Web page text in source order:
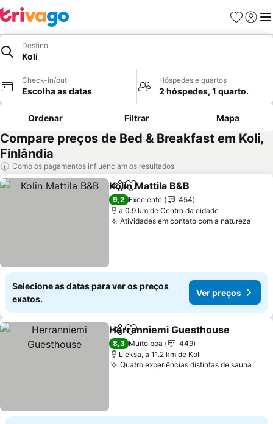
Favoritos
Iniciar
Destino
Koli
Check-in/out
Escolha as datas
Hóspedes e quartos
2 hóspedes, 1 quarto.
Ordenar Filtrar Mapa
Compare preços de Bed & Breakfast em Koli,
Finlândia
Como os pagamentos influenciam os resultados
PartilharAdicionar aos favoritos
Kolin Mattila B&B
9,2 Excelente
454
a 0.9 km de Centro da cidade
Atividades em contato com a natureza
Selecione as datas para ver os preços
exatos.
Ver preços
PartilharAdicionar aos favoritos
Herranniemi Guesthouse
8,3 Muito boa
449
Lieksa, a 11.2 km de Koli
Quatro experiências distintas de sauna